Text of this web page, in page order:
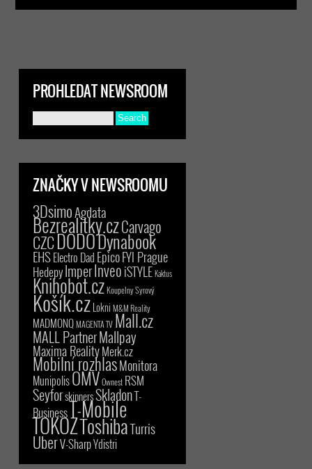
PROHLEDAT NEWSROOM
ZNAČKY V NEWSROOMU
3DsimoAgdata
Bezrealitky.czCarvago
CZCDODODynabook
EHSElectro Dad EpicoFYI Prague
HedepyImperInveoiSTYLE Kaktus
Knihobot.czKoupelny Syrový
Košík.czLokni M&M Reality
MADMONQMAGENTA TV Mall.cz
MALL PartnerMallpay
Maxima RealityMerk.cz
Mobilní rozhlasMonitora
MunipolisOMVOwnest RSM
SeyforskinnersSkladonT-
BusinessT-Mobile
TOKOZToshibaTurris
UberV-SharpYdistri